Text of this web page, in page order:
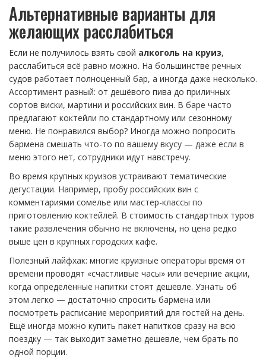
Альтернативные варианты для
желающих расслабиться
Если не получилось взять свой алкоголь на круиз,
расслабиться всё равно можно. На большинстве речных
судов работает полноценный бар, а иногда даже несколько.
Ассортимент разный: от дешёвого пива до приличных
сортов виски, мартини и российских вин. В баре часто
предлагают коктейли по стандартному или сезонному
меню. Не понравился выбор? Иногда можно попросить
бармена смешать что-то по вашему вкусу — даже если в
меню этого нет, сотрудники идут навстречу.
Во время крупных круизов устраивают тематические
дегустации. Например, пробу российских вин с
комментариями сомелье или мастер-классы по
приготовлению коктейлей. В стоимость стандартных туров
такие развлечения обычно не включены, но цена редко
выше цен в крупных городских кафе.
Полезный лайфхак: многие круизные операторы время от
времени проводят «счастливые часы» или вечерние акции,
когда определённые напитки стоят дешевле. Узнать об
этом легко — достаточно спросить бармена или
посмотреть расписание мероприятий для гостей на день.
Ещё иногда можно купить пакет напитков сразу на всю
поездку — так выходит заметно дешевле, чем брать по
одной порции.